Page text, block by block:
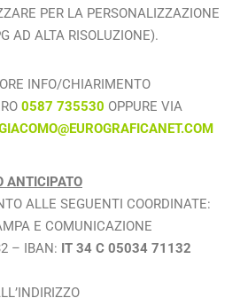
PER LA PERSONALIZZAZIONE
AD ALTA RISOLUZIONE).
INFO/CHIARIMENTO
0587 735530 OPPURE VIA
ANTICIPATO
ALLE SEGUENTI COORDINATE:
E COMUNICAZIONE
– IBAN: IT 34 C 05034 71132